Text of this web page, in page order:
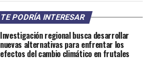
TE PODRÍA INTERESAR
Investigación regional busca desarrollar
nuevas alternativas para enfrentar los
efectos del cambio climático en frutales